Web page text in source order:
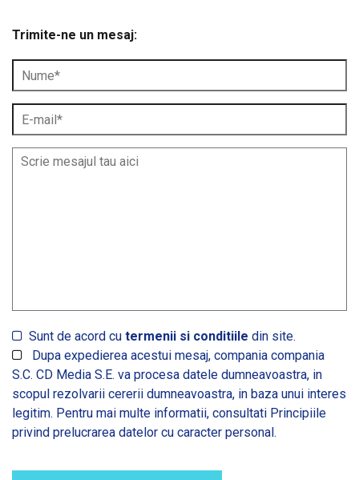
Trimite-ne un mesaj:
Sunt de acord cu termenii si conditiile din site.
Dupa expedierea acestui mesaj, compania compania
S.C. CD Media S.E. va procesa datele dumneavoastra, in
scopul rezolvarii cererii dumneavoastra, in baza unui interes
legitim. Pentru mai multe informatii, consultati Principiile
privind prelucrarea datelor cu caracter personal.